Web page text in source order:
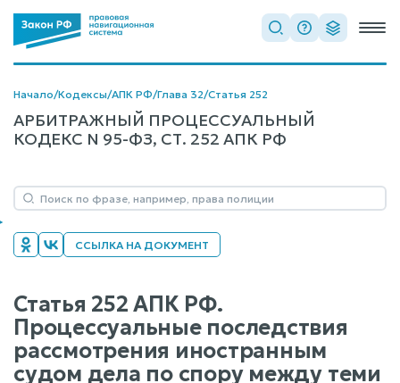
Начало/Кодексы/АПК РФ/Глава 32/Статья 252
АРБИТРАЖНЫЙ ПРОЦЕССУАЛЬНЫЙ
КОДЕКС N 95-ФЗ, СТ. 252 АПК РФ
ССЫЛКА НА ДОКУМЕНТ
Статья 252 АПК РФ.
Процессуальные последствия
рассмотрения иностранным
судом дела по спору между теми